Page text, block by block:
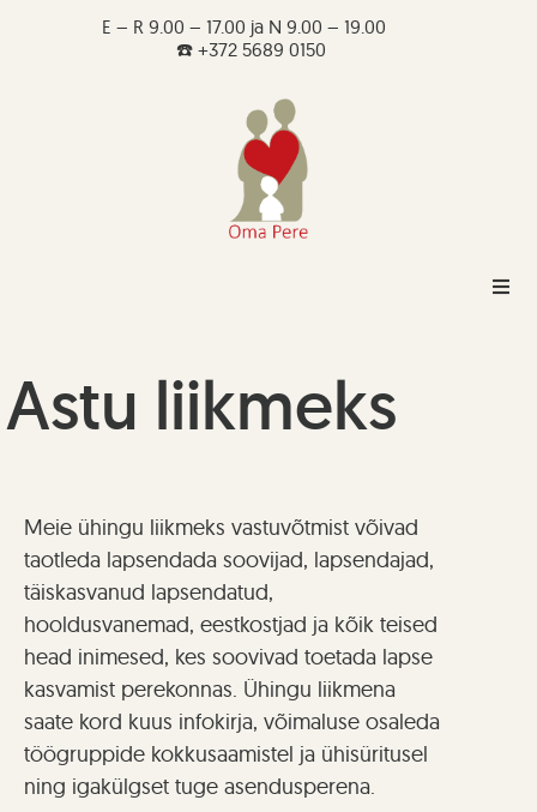
E – R 9.00 – 17.00 ja N 9.00 – 19.00
☎️ +372 5689 0150
Astu liikmeks
Meie ühingu liikmeks vastuvõtmist võivad
taotleda lapsendada soovijad, lapsendajad,
täiskasvanud lapsendatud,
hooldusvanemad, eestkostjad ja kõik teised
head inimesed, kes soovivad toetada lapse
kasvamist perekonnas. Ühingu liikmena
saate kord kuus infokirja, võimaluse osaleda
töögruppide kokkusaamistel ja ühisüritusel
ning igakülgset tuge asendusperena.